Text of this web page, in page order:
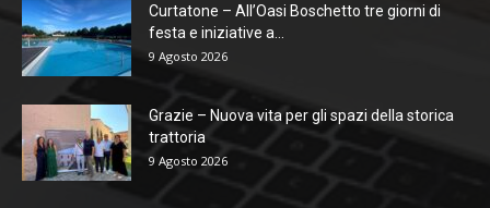
Curtatone – All’Oasi Boschetto tre giorni di
festa e iniziative a...
9 Agosto 2026
Grazie – Nuova vita per gli spazi della storica
trattoria
9 Agosto 2026